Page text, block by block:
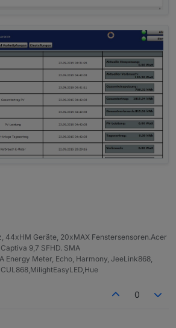
44xHM Geräte, 20xMAX Fenstersensoren.Acer
9,7 SFHD. SMA
Energy Meter, Echo, Harmony, JeeLink868,
0